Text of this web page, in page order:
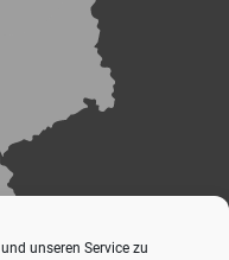
unseren Service zu